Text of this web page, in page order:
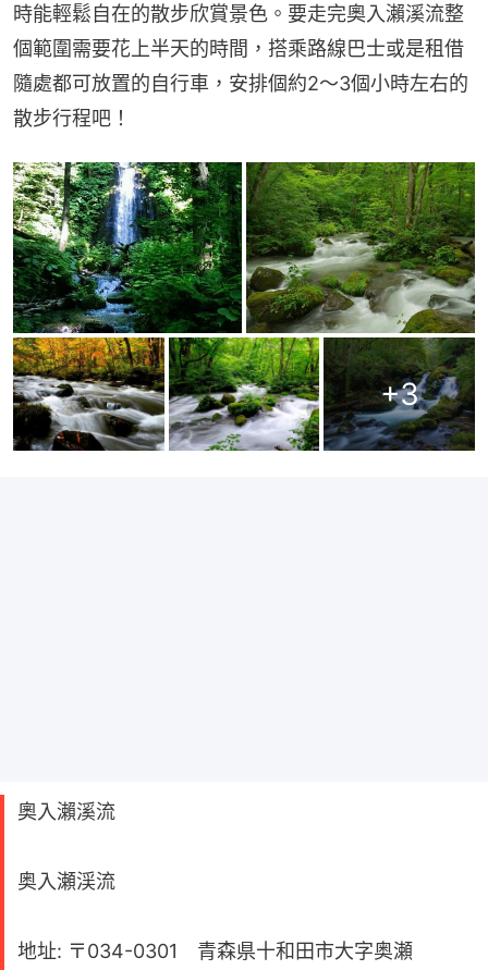
時能輕鬆自在的散步欣賞景色。要走完奧入瀨溪流整
個範圍需要花上半天的時間，搭乘路線巴士或是租借
隨處都可放置的自行車，安排個約2～3個小時左右的
散步行程吧！
+3
奧入瀨溪流
奥入瀬渓流
地址: 〒034-0301 青森県十和田市大字奥瀬